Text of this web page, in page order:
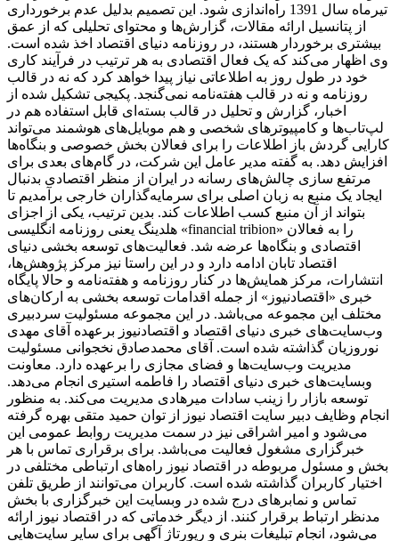
تیرماه سال 1391 راه‌اندازی شود. این تصمیم بدلیل عدم برخورداری
از پتانسیل ارائه مقالات، گزارش‌ها و محتوای تحلیلی که از عمق
بیشتری برخوردار هستند، در روزنامه دنیای اقتصاد اخذ شده است.
وی اظهار می‌کند که یک فعال اقتصادی به هر ترتیب در فرآیند کاری
خود در طول روز به اطلاعاتی نیاز پیدا خواهد کرد که نه در قالب
روزنامه و نه در قالب هفته‌نامه نمی‌گنجد. پکیجی تشکیل شده از
اخبار، گزارش و تحلیل در قالب بسته‌ای قابل استفاده هم در
لپ‌تاب‌ها و کامپیوترهای شخصی و هم موبایل‌های هوشمند می‌تواند
کارایی گردش باز اطلاعات را برای فعالان بخش خصوصی و بنگاه‌ها
افزایش دهد. به گفته مدیر عامل این شرکت، در گام‌های بعدی برای
مرتفع سازی چالش‌های رسانه در ایران از منظر اقتصادی بدنبال
ایجاد یک منبع به زبان اصلی برای سرمایه‌گذاران خارجی برآمدیم تا
بتواند از آن منبع کسب اطلاعات کند. بدین ترتیب، یکی از اجزای
هلدینگ یعنی روزنامه انگلیسی «financial tribion» را به فعالان
اقتصادی و بنگاه‌ها عرضه شد. فعالیت‌های توسعه بخشی دنیای
اقتصاد تابان ادامه دارد و در این راستا نیز مرکز پژوهش‌ها،
انتشارات، مرکز همایش‌ها در کنار روزنامه و هفته‌نامه و حالا پایگاه
خبری «اقتصادنیوز» از جمله اقدامات توسعه بخشی به ارکان‌های
مختلف این مجموعه می‌باشد. در این مجموعه مسئولیت سردبیری
وب‌سایت‌های خبری دنیای اقتصاد و اقتصادنیوز برعهده آقای مهدی
نوروزیان گذاشته شده است. آقای محمدصادق نخجوانی مسئولیت
مدیریت وب‌سایت‌ها و فضای مجازی را برعهده دارد. معاونت
وبسایت‌های خبری دنیای اقتصاد را فاطمه استیری انجام می‌دهد.
توسعه بازار را زینب سادات میرهادی مدیریت می‌کند. به منظور
انجام وظایف دبیر سایت اقتصاد نیوز از توان حمید متقی بهره گرفته
می‌شود و امیر اشراقی نیز در سمت مدیریت روابط عمومی این
خبرگزاری مشغول فعالیت می‌باشد. برای برقراری تماس با هر
بخش و مسئول مربوطه در اقتصاد نیوز راه‌های ارتباطی مختلفی در
اختیار کاربران گذاشته شده است. کاربران می‌توانند از طریق تلفن
تماس و نمابرهای درج شده در وبسایت این خبرگزاری با بخش
مدنظر ارتباط برقرار کنند. از دیگر خدماتی که در اقتصاد نیوز ارائه
می‌شود، انجام تبلیغات بنری و رپورتاژ آگهی برای سایر سایت‌هایی